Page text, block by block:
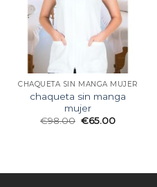
CHAQUETA SIN MANGA MUJER
chaqueta sin manga
mujer
€98.00 €65.00